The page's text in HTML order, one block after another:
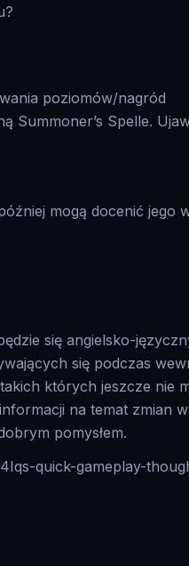
poziomów/nagród
Summoner’s Spelle.
mogą docenić jego
się angielsko-
się podczas
których jeszcze nie
na temat zmian
pomysłem.
quick-gameplay-